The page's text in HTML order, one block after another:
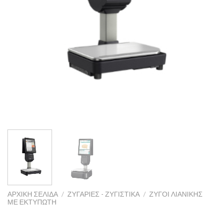
ΑΡΧΙΚΉ ΣΕΛΊΔΑ / ΖΥΓΑΡΙΈΣ - ΖΥΓΙΣΤΙΚΆ / ΖΥΓΟΊ ΛΙΑΝΙΚΉΣ
ΜΕ ΕΚΤΥΠΩΤΉ